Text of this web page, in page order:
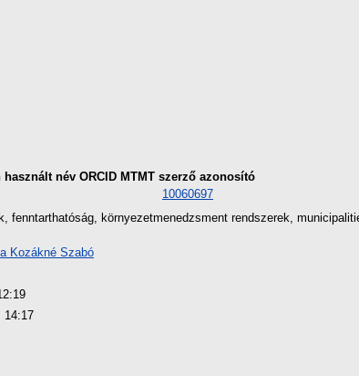
használt név ORCID MTMT szerző azonosító
10060697
fenntarthatóság, környezetmenedzsment rendszerek,
Kozákné Szabó
14:17